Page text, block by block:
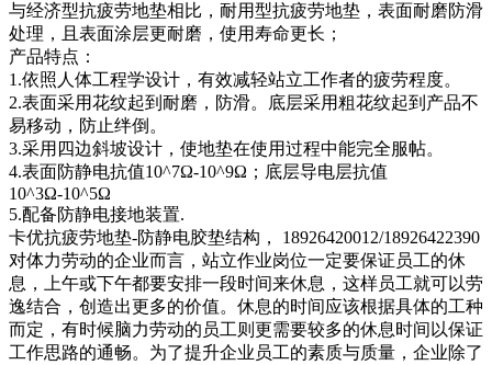
与经济型抗疲劳地垫相比，耐用型抗疲劳地垫，表面耐磨防滑
处理，且表面涂层更耐磨，使用寿命更长；
产品特点：
1.依照人体工程学设计，有效减轻站立工作者的疲劳程度。
2.表面采用花纹起到耐磨，防滑。底层采用粗花纹起到产品不
易移动，防止绊倒。
3.采用四边斜坡设计，使地垫在使用过程中能完全服帖。
4.表面防静电抗值10^7Ω-10^9Ω；底层导电层抗值
10^3Ω-10^5Ω
5.配备防静电接地装置.
卡优抗疲劳地垫-防静电胶垫结构， 18926420012/18926422390
对体力劳动的企业而言，站立作业岗位一定要保证员工的休
息，上午或下午都要安排一段时间来休息，这样员工就可以劳
逸结合，创造出更多的价值。休息的时间应该根据具体的工种
而定，有时候脑力劳动的员工则更需要较多的休息时间以保证
工作思路的通畅。为了提升企业员工的素质与质量，企业除了